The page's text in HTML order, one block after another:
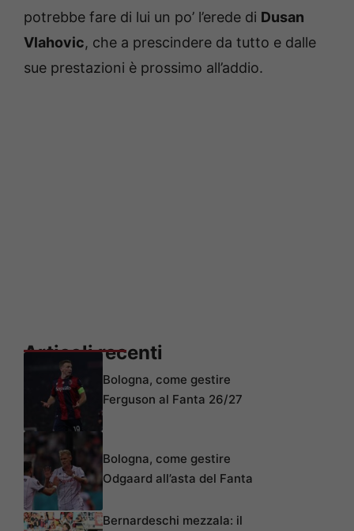
potrebbe fare di lui un po’ l’erede di Dusan
Vlahovic, che a prescindere da tutto e dalle
sue prestazioni è prossimo all’addio.
Articoli recenti
Bologna, come gestire
Ferguson al Fanta 26/27
Bologna, come gestire
Odgaard all’asta del Fanta
Bernardeschi mezzala: il